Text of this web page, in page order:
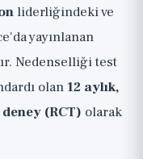
liderliğindeki ve
yayınlanan
Nedenselliği test
olan12 aylık,
(RCT) olarak